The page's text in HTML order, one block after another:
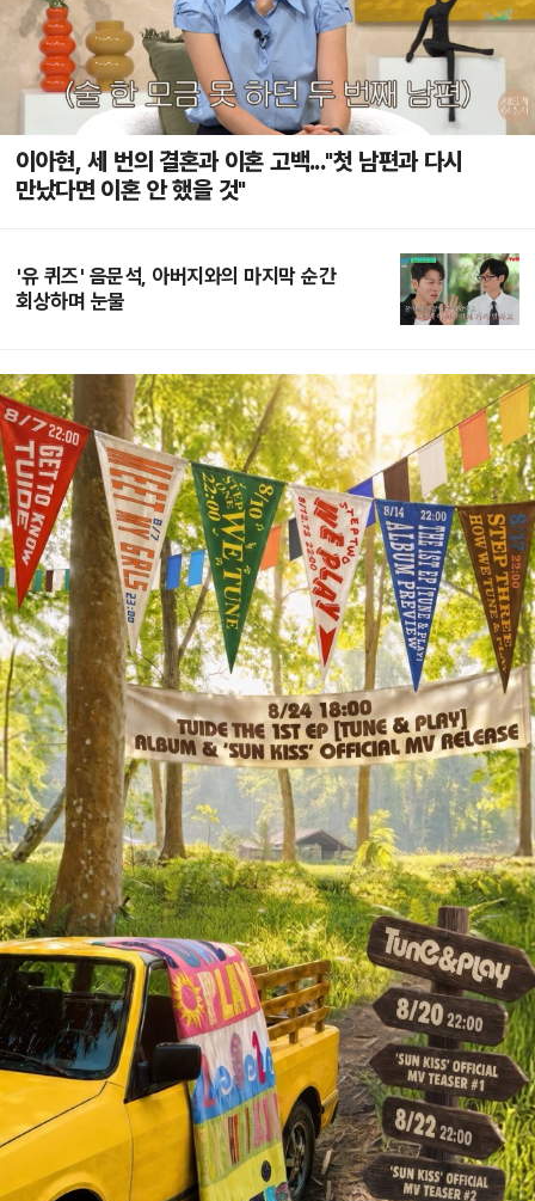
이아현, 세 번의 결혼과 이혼 고백..."첫 남편과 다시
만났다면 이혼 안 했을 것"
'유 퀴즈' 음문석, 아버지와의 마지막 순간
회상하며 눈물